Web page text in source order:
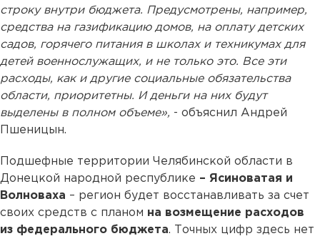
строку внутри бюджета. Предусмотрены, например,
средства на газификацию домов, на оплату детских
садов, горячего питания в школах и техникумах для
детей военнослужащих, и не только это. Все эти
расходы, как и другие социальные обязательства
области, приоритетны. И деньги на них будут
выделены в полном объеме», - объяснил Андрей
Пшеницын.
Подшефные территории Челябинской области в
Донецкой народной республике – Ясиноватая и
Волноваха – регион будет восстанавливать за счет
своих средств с планом на возмещение расходов
из федерального бюджета. Точных цифр здесь нет